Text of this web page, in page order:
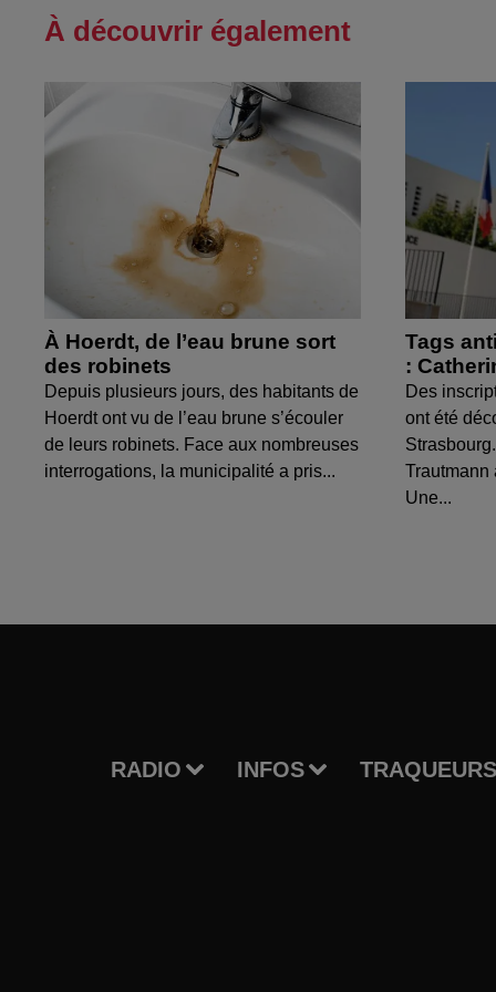
À découvrir également
À Hoerdt, de l’eau brune sort
des robinets
Depuis plusieurs jours, des habitants de
Hoerdt ont vu de l’eau brune s’écouler
de leurs robinets. Face aux nombreuses
interrogations, la municipalité a pris...
Tags
:
Des
ont été
Trautmann
Une...
RADIO INFOS